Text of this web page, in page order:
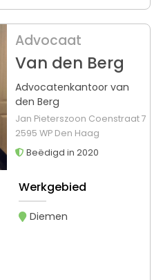
Advocaat
Van den Berg
Advocatenkantoor van
den Berg
Jan Pieterszoon Coenstraat 7
2595 WP Den Haag
Beëdigd in 2020
Werkgebied
Diemen